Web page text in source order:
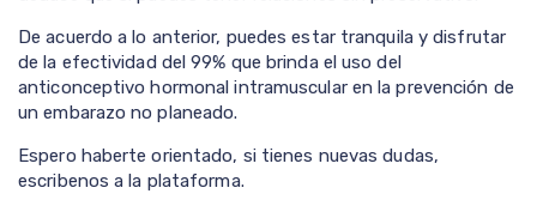
De acuerdo a lo anterior, puedes estar tranquila y disfrutar
de la efectividad del 99% que brinda el uso del
anticonceptivo hormonal intramuscular en la prevención de
un embarazo no planeado.
Espero haberte orientado, si tienes nuevas dudas,
escribenos a la plataforma.